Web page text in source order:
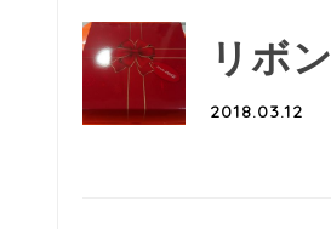
リボ
2018.03.12